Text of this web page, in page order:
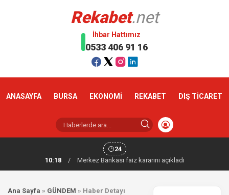
Rekabet.net
İhbar Hattımız
0533 406 91 16
ANASAYFA BURSA EKONOMİ REKABET DIŞ TİCARET
24
10:18
/ Merkez Bankası faiz kararını açıkladı
Ana Sayfa » GÜNDEM » Haber Detayı